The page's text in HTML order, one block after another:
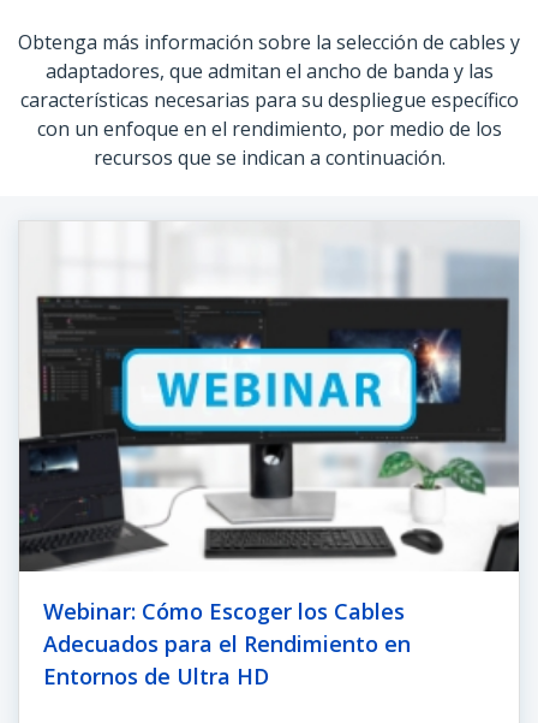
Obtenga más información sobre la selección de cables y
adaptadores, que admitan el ancho de banda y las
características necesarias para su despliegue específico
con un enfoque en el rendimiento, por medio de los
recursos que se indican a continuación.
Webinar: Cómo Escoger los Cables
Adecuados para el Rendimiento en
Entornos de Ultra HD